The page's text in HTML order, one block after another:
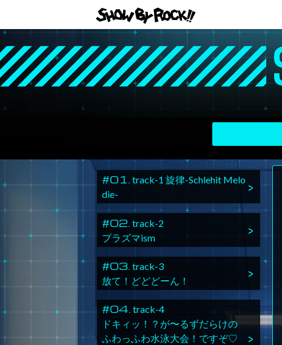
#01. track-1 旋律-Schlehit Melo
die-
#02. track-2
プラズマism
#03. track-3
放て！どどどーん！
#04. track-4
ドキィッ！？が〜るずだらけの
ふわっふわ水泳大会！ですぞ♡